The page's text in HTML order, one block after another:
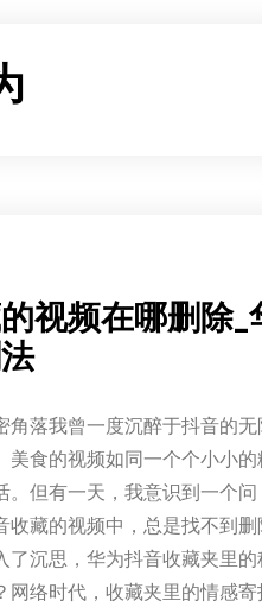
视频在哪删除_
角落我曾一度沉醉于抖音的无
美食的视频如同一个个小小的
。但有一天，我意识到一个问
收藏的视频中，总是找不到删
了沉思，华为抖音收藏夹里的
网络时代，收藏夹里的情感寄